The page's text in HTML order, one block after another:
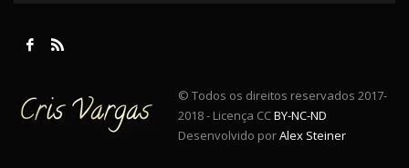
© Todos os direitos reservados 2017-
2018 - Licença CCBY-NC-ND
Desenvolvido porAlex Steiner